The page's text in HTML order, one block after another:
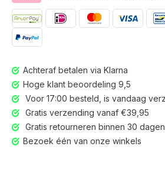
Voor 17:00 besteld, is vandaag
Achteraf betalen via Klarna
Hoge klant beoordeling 9,5
Voor 17:00 besteld, is vandaag
Gratis verzending vanaf €39,95
Gratis retourneren binnen 30 dagen
Bezoek één van onze winkels